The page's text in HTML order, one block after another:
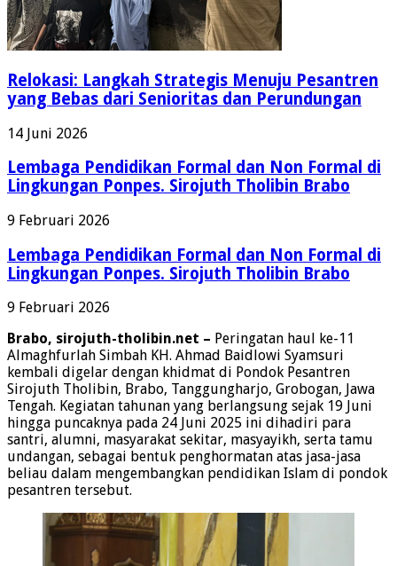
Relokasi: Langkah Strategis Menuju Pesantren
yang Bebas dari Senioritas dan Perundungan
14 Juni 2026
Lembaga Pendidikan Formal dan Non Formal di
Lingkungan Ponpes. Sirojuth Tholibin Brabo
9 Februari 2026
Lembaga Pendidikan Formal dan Non Formal di
Lingkungan Ponpes. Sirojuth Tholibin Brabo
9 Februari 2026
Brabo, sirojuth-tholibin.net – Peringatan haul ke-11
Almaghfurlah Simbah KH. Ahmad Baidlowi Syamsuri
kembali digelar dengan khidmat di Pondok Pesantren
Sirojuth Tholibin, Brabo, Tanggungharjo, Grobogan, Jawa
Tengah. Kegiatan tahunan yang berlangsung sejak 19 Juni
hingga puncaknya pada 24 Juni 2025 ini dihadiri para
santri, alumni, masyarakat sekitar, masyayikh, serta tamu
undangan, sebagai bentuk penghormatan atas jasa-jasa
beliau dalam mengembangkan pendidikan Islam di pondok
pesantren tersebut.